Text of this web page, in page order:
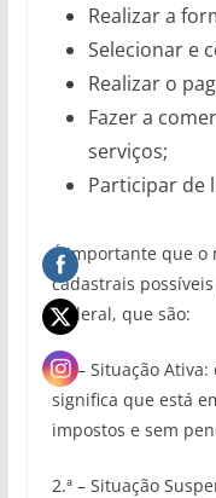
Realizar a
Selecionar e
Realizar o
Fazer a
serviços;
Participar de
É importante que o
cadastrais
Federal, que são:
1.ª – Situação
significa que está
impostos e sem
2.ª – Situação